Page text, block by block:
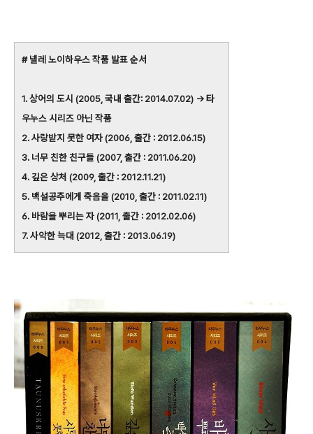
# 넬레 노이하우스 작품 발표 순서
1. 상어의 도시 (2005, 국내 출간: 2014.07.02) → 타
우누스 시리즈 아닌 작품
2. 사랑받지 못한 여자 (2006, 출간 : 2012.06.15)
3. 너무 친한 친구들 (2007, 출간 : 2011.06.20)
4. 깊은 상처 (2009, 출간 : 2012.11.21)
5. 백설공주에게 죽음을 (2010, 출간 : 2011.02.11)
6. 바람을 뿌리는 자 (2011, 출간 : 2012.02.06)
7. 사악한 늑대 (2012, 출간 : 2013.06.19)